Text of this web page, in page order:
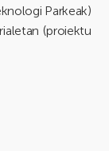
Parkeak)
(proiektu